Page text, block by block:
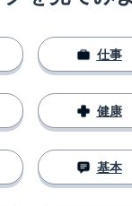
仕事
健康
基本